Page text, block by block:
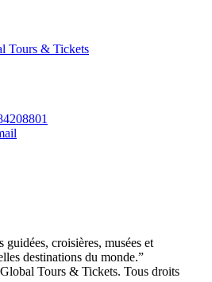
Tours & Tickets
guidées, croisières, musées et
destinations du monde.”
Tours & Tickets. Tous droits